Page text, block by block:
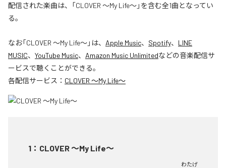
配信された楽曲は、「CLOVER ～My Life～」を含む全1曲となってい
る。
なお「CLOVER ～My Life～」は、 Apple Music、 Spotify、 LINE
MUSIC、 YouTube Music、 Amazon Music Unlimitedなどの音楽配信サ
ービスで聴くことができる。
各配信サービス： CLOVER ～My Life～
1 ： CLOVER ～My Life～
わたげ